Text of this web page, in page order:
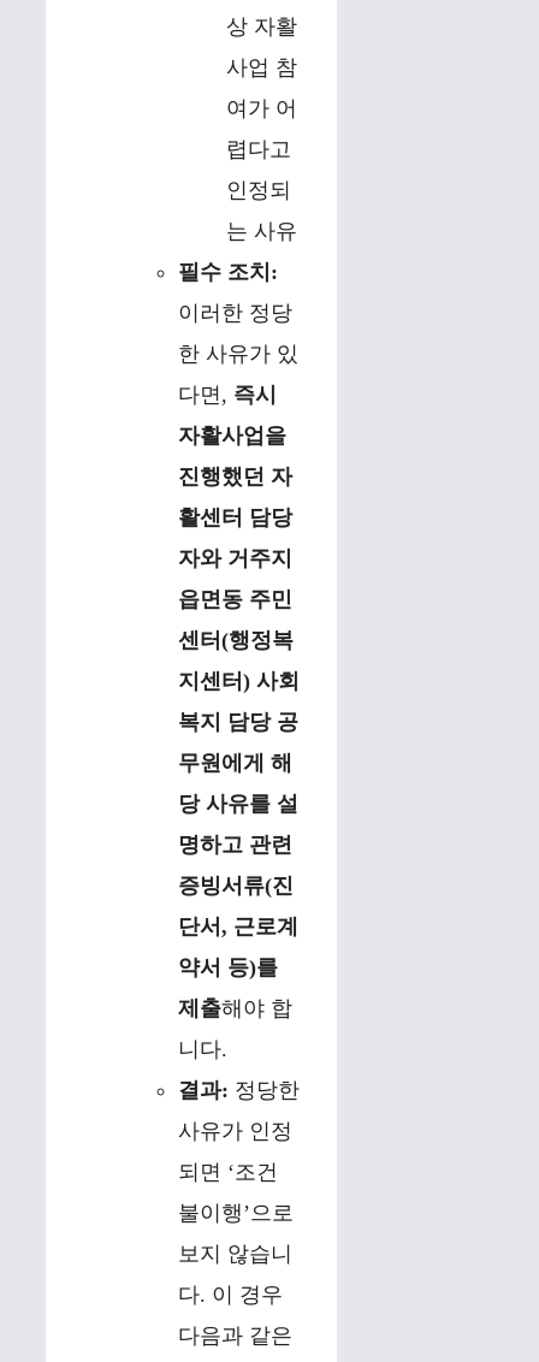
상 자활
사업 참
여가 어
렵다고
인정되
는 사유
필수 조치:
이러한 정당
한 사유가 있
다면, 즉시
자활사업을
진행했던 자
활센터 담당
자와 거주지
읍면동 주민
센터(행정복
지센터) 사회
복지 담당 공
무원에게 해
당 사유를 설
명하고 관련
증빙서류(진
단서, 근로계
약서 등)를
제출해야 합
니다.
결과: 정당한
사유가 인정
되면 ‘조건
불이행’으로
보지 않습니
다. 이 경우
다음과 같은